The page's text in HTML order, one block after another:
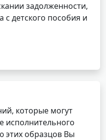
задолженности,
с детского пособия и
которые могут
исполнительного
этих образцов Вы